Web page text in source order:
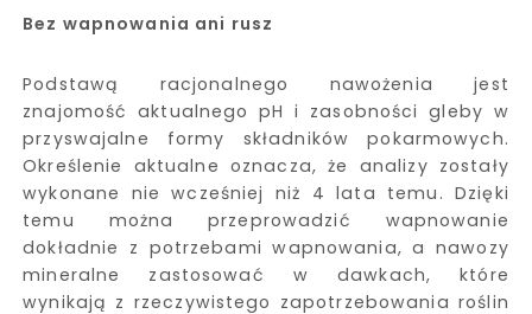
Bez wapnowania ani rusz
Podstawą racjonalnego nawożenia jest
znajomość aktualnego pH i zasobności gleby w
przyswajalne formy składników pokarmowych.
Określenie aktualne oznacza, że analizy zostały
wykonane nie wcześniej niż 4 lata temu. Dzięki
temu można przeprowadzić wapnowanie
dokładnie z potrzebami wapnowania, a nawozy
mineralne zastosować w dawkach, które
wynikają z rzeczywistego zapotrzebowania roślin